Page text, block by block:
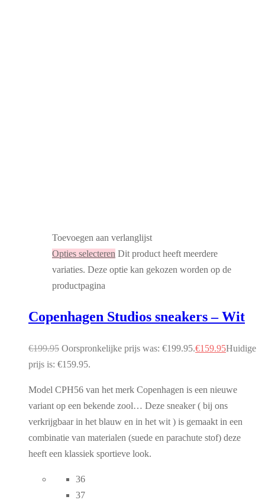
Toevoegen aan verlanglijst
Opties selecteren Dit product heeft meerdere
variaties. Deze optie kan gekozen worden op de
productpagina
Copenhagen Studios sneakers – Wit
€199.95 Oorspronkelijke prijs was: €199.95.€159.95Huidige
prijs is: €159.95.
Model CPH56 van het merk Copenhagen is een nieuwe
variant op een bekende zool… Deze sneaker ( bij ons
verkrijgbaar in het blauw en in het wit ) is gemaakt in een
combinatie van materialen (suede en parachute stof) deze
heeft een klassiek sportieve look.
36
37